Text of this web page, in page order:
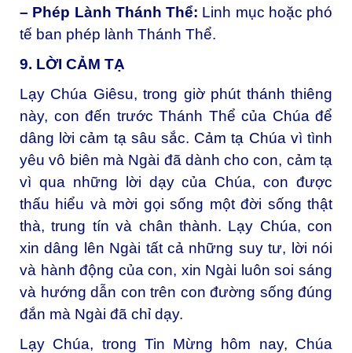
– Phép Lành Thánh Thể: Linh mục hoặc phó
tế ban phép lành Thánh Thể.
9. LỜI CẢM TẠ
Lạy Chúa Giêsu, trong giờ phút thánh thiêng
này, con đến trước Thánh Thể của Chúa để
dâng lời cảm tạ sâu sắc. Cảm tạ Chúa vì tình
yêu vô biên mà Ngài đã dành cho con, cảm tạ
vì qua những lời dạy của Chúa, con được
thấu hiểu và mời gọi sống một đời sống thật
thà, trung tín và chân thành. Lạy Chúa, con
xin dâng lên Ngài tất cả những suy tư, lời nói
và hành động của con, xin Ngài luôn soi sáng
và hướng dẫn con trên con đường sống đúng
đắn mà Ngài đã chỉ dạy.
Lạy Chúa, trong Tin Mừng hôm nay, Chúa